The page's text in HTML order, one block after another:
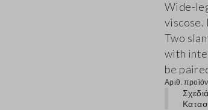
Wide-
viscose.
Two
with
be
Αριθ.